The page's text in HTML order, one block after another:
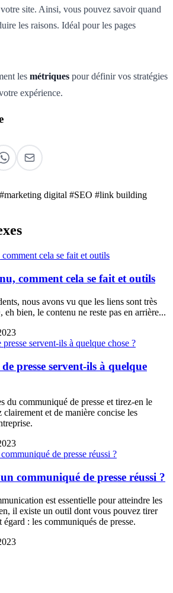
site. Ainsi, vous pouvez savoir quand
les raisons. Idéal pour les pages
les métriques pour définir vos stratégies
expérience.
#marketing digital #SEO #link building
comment cela se fait et outils
nous avons vu que les liens sont très
bien, le contenu ne reste pas en arrière...
presse servent-ils à quelque
du communiqué de presse et tirez-en le
et de manière concise les
communiqué de presse réussi ?
est essentielle pour atteindre les
il existe un outil dont vous pouvez tirer
: les communiqués de presse.